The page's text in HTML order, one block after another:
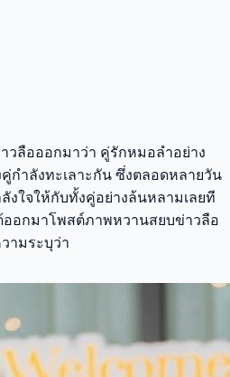
ลือออกมาว่า คู่รักหมอลำอย่าง
กำลังทะเลาะกัน ซึ่งตลอดหลายวัน
งใจให้กับทั้งคู่อย่างล้นหลามเลยที
ออกมาโพสต์ภาพหวานสยบข่าวลือ
ามระบุว่า